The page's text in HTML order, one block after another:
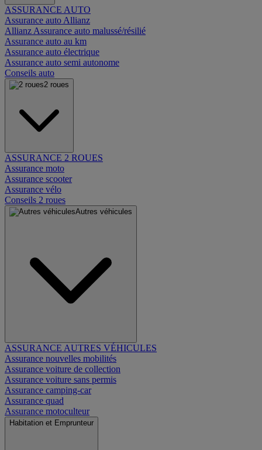
ASSURANCE AUTO
Assurance auto Allianz
Allianz Assurance auto malussé/résilié
Assurance auto au km
Assurance auto électrique
Assurance auto semi autonome
Conseils auto
2 roues
ASSURANCE 2 ROUES
Assurance moto
Assurance scooter
Assurance vélo
Conseils 2 roues
Autres véhicules
ASSURANCE AUTRES VÉHICULES
Assurance nouvelles mobilités
Assurance voiture de collection
Assurance voiture sans permis
Assurance camping-car
Assurance quad
Assurance motoculteur
Habitation et Emprunteur